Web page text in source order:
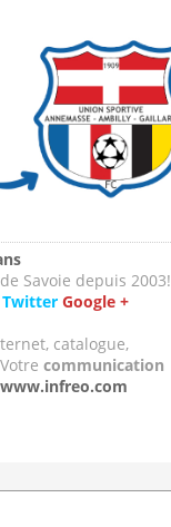
Savoie depuis 2003!
Twitter Google +
catalogue,
communication
www.infreo.com